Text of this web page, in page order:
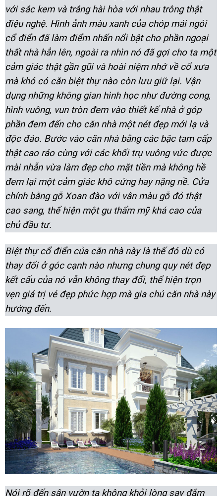
với sắc kem và trắng hài hòa với nhau trông thật
điệu nghệ. Hình ảnh màu xanh của chóp mái ngói
cổ điển đã làm điểm nhấn nổi bật cho phần ngoại
thất nhà hẳn lên, ngoài ra nhìn nó đã gợi cho ta một
cảm giác thật gần gũi và hoài niệm nhớ về cổ xưa
mà khó có căn biệt thự nào còn lưu giữ lại. Vận
dụng những không gian hình học như đường cong,
hình vuông, vun tròn đem vào thiết kế nhà ở góp
phần đem đến cho căn nhà một nét đẹp mới lạ và
độc đáo. Bước vào căn nhà bằng các bậc tam cấp
thật cao ráo cùng với các khối trụ vuông vức được
mài nhẵn vừa làm đẹp cho mặt tiền mà không hề
đem lại một cảm giác khô cứng hay nặng nề. Cửa
chính bằng gỗ Xoan đào với vân màu gỗ đỏ thật
cao sang, thể hiện một gu thẩm mỹ khá cao của
chủ đầu tư.
Biệt thự cổ điển của căn nhà này là thế đó dù có
thay đổi ở góc cạnh nào nhưng chung quy nét đẹp
kết cấu của nó vẫn không thay đổi, thể hiện trọn
vẹn giá trị vẻ đẹp phức hợp mà gia chủ căn nhà này
hướng đến.
Nói rõ đến sân vườn ta không khỏi lòng say đắm